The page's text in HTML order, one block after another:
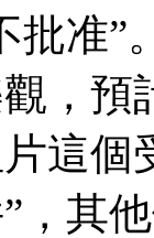
批准”
，預
這個
，其